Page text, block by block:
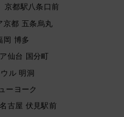
都駅八条口前
都 五条烏丸
岡 博多
仙台 国分町
ル 明洞
ーヨーク
古屋 伏見駅前